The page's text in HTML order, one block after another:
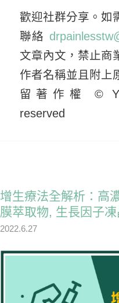
歡迎社群分享。如
聯絡
文章內文，禁止商
作者名稱並且附上
留著作權 ©
reserved
增生療法全解析：高
膜萃取物, 生長因子
2022.6.27